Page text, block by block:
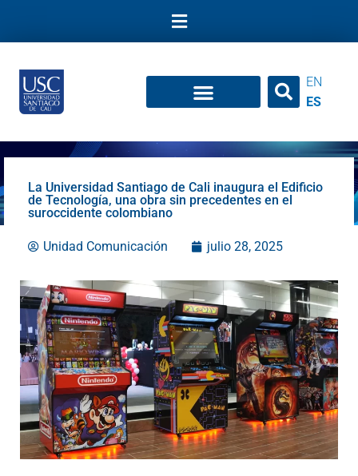
EN
ES
La Universidad Santiago de Cali inaugura el Edificio
de Tecnología, una obra sin precedentes en el
suroccidente colombiano
Unidad Comunicación julio 28, 2025